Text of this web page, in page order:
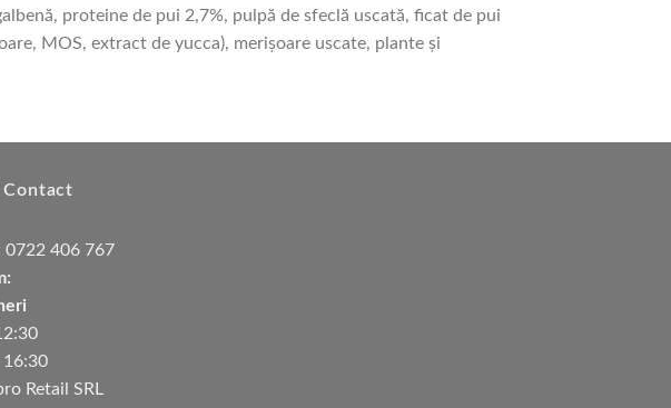
proteine de pui 2,7%, pulpă de sfeclă uscată, ficat de pui
MOS, extract de yucca), merișoare uscate, plante și
0722 406 767
16:30
Retail SRL